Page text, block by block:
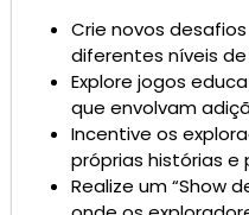
Crie novos
diferentes níveis
Explore jogos
que envolvam
Incentive os
próprias histórias
Realize um “Show